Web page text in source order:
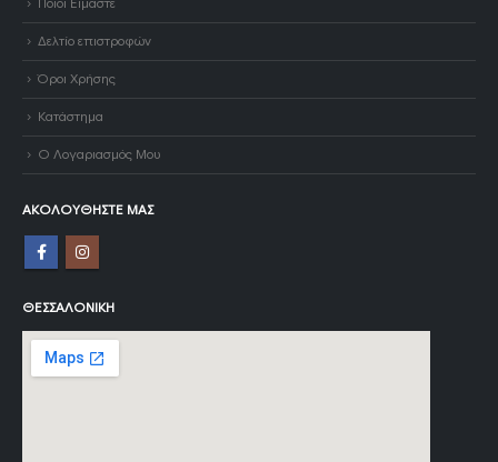
Ποιοι Είμαστε
Δελτίο επιστροφών
Όροι Χρήσης
Κατάστημα
Ο Λογαριασμός Μου
ΑΚΟΛΟΥΘΉΣΤΕ ΜΑΣ
ΘΕΣΣΑΛΟΝΊΚΗ